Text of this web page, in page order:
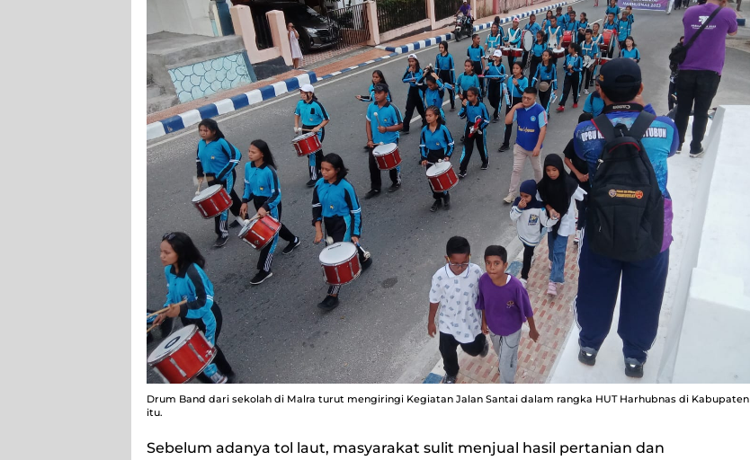
Drum Band dari sekolah di Malra turut mengiringi Kegiatan Jalan Santai dalam rangka HUT Harhubnas di Kabupaten
itu.
Sebelum adanya tol laut, masyarakat sulit menjual hasil pertanian dan